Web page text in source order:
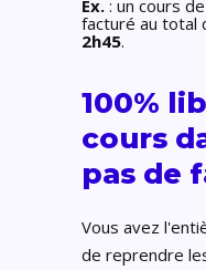
Ex. : un cours de
facturé au total
2h45.
100%
cours
pas de
Vous avez
de reprendre